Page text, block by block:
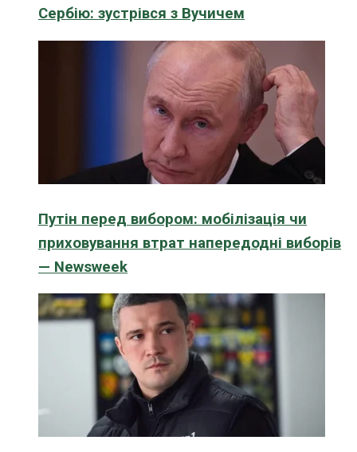
Сербію: зустрівся з Вучичем
Путін перед вибором: мобілізація чи
приховування втрат напередодні виборів
— Newsweek